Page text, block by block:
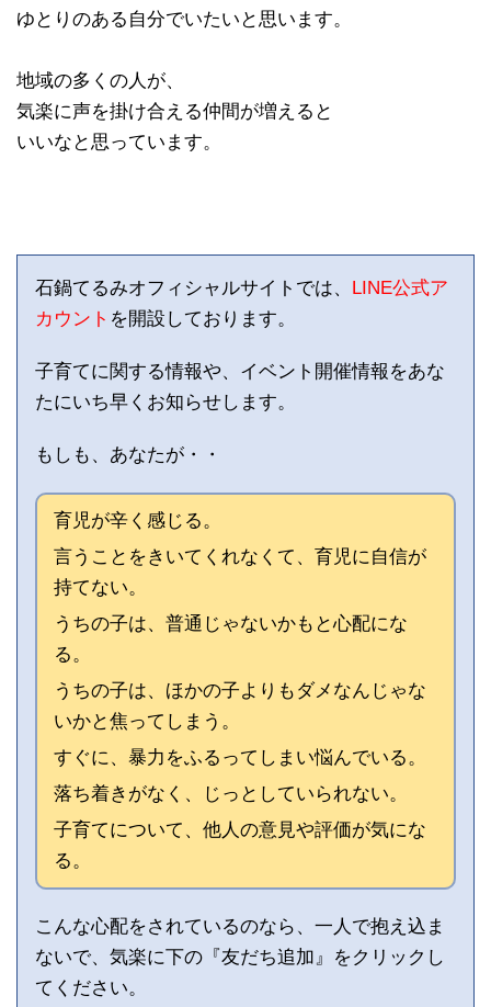
ゆとりのある自分でいたいと思います。
地域の多くの人が、
気楽に声を掛け合える仲間が増えると
いいなと思っています。
石鍋てるみオフィシャルサイトでは、 LINE公式ア
カウント を開設しております。
子育てに関する情報や、イベント開催情報をあな
たにいち早くお知らせします。
もしも、あなたが・・
育児が辛く感じる。
言うことをきいてくれなくて、育児に自信が
持てない。
うちの子は、普通じゃないかもと心配にな
る。
うちの子は、ほかの子よりもダメなんじゃな
いかと焦ってしまう。
すぐに、暴力をふるってしまい悩んでいる。
落ち着きがなく、じっとしていられない。
子育てについて、他人の意見や評価が気にな
る。
こんな心配をされているのなら、一人で抱え込ま
ないで、気楽に下の『友だち追加』をクリックし
てください。